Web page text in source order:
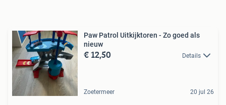
Paw Patrol Uitkijktoren - Zo goed als
nieuw
€ 12,50 Details
Zoetermeer 20 jul 26